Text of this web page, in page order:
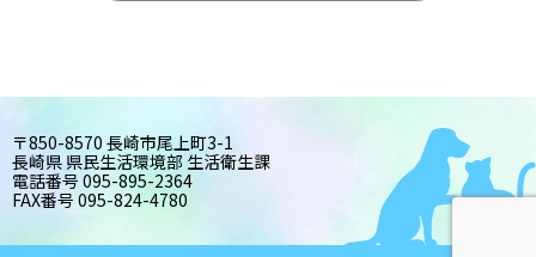
〒850-8570 長崎市尾上町3-1
長崎県 県民生活環境部 生活衛生課
電話番号 095-895-2364
FAX番号 095-824-4780